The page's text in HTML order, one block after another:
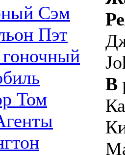
Сэм
Пэт
Том
В